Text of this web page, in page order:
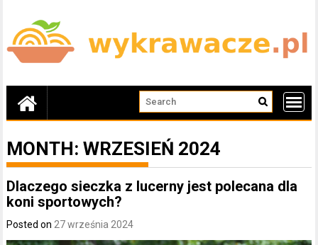
content
MONTH:WRZESIEŃ 2024
Dlaczego sieczka z lucerny jest polecana dla
koni sportowych?
Posted on 27 września 2024